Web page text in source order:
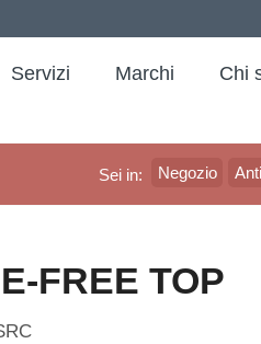
Servizi Marchi Chi
Sei in: Negozio
FREE TOP